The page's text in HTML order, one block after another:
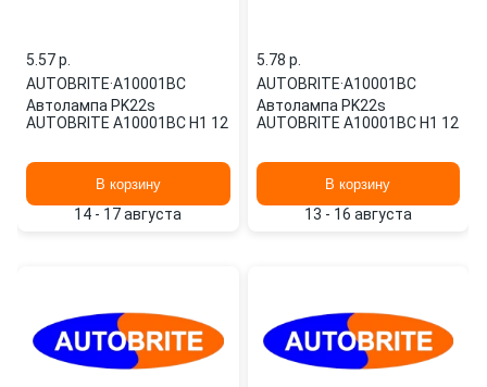
5.57 p.
AUTOBRITE·A10001BC
Автолампа PK22s
AUTOBRITE A10001BC H1 12
В корзину
14 - 17 августа
5.78 p.
AUTOBRITE·A10001BC
Автолампа PK22s
AUTOBRITE A10001BC H1 12
В корзину
13 - 16 августа